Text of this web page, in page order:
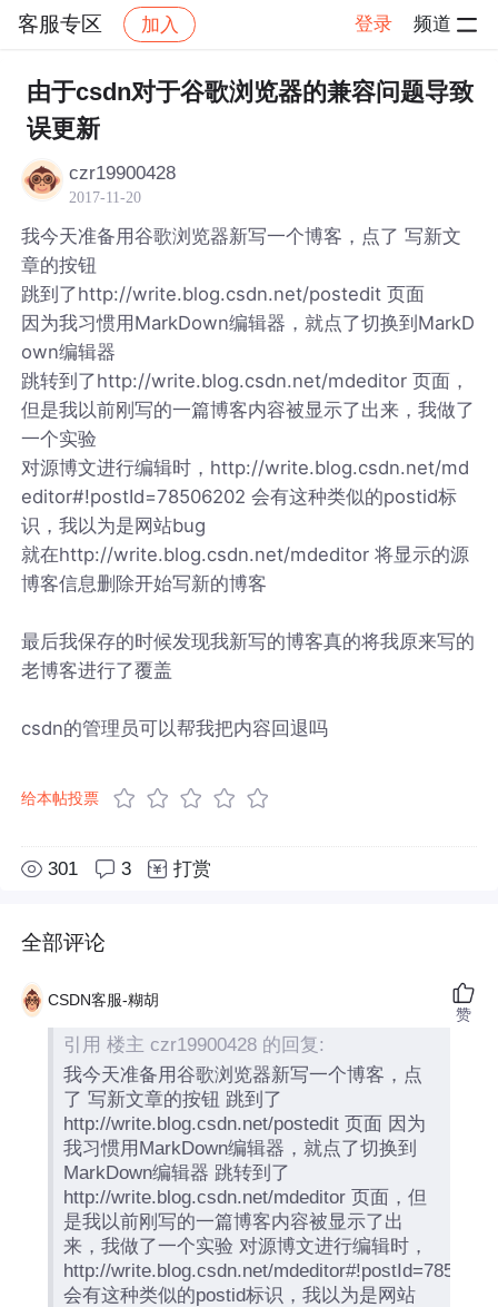
客服专区 加入 登录 频道
社区 客服专区 帖子详情
由于csdn对于谷歌浏览器的兼容问题导致
误更新
czr19900428
2017-11-20
我今天准备用谷歌浏览器新写一个博客，点了 写新文
章的按钮
跳到了http://write.blog.csdn.net/postedit 页面
因为我习惯用MarkDown编辑器，就点了切换到MarkD
own编辑器
跳转到了http://write.blog.csdn.net/mdeditor 页面，
但是我以前刚写的一篇博客内容被显示了出来，我做了
一个实验
对源博文进行编辑时，http://write.blog.csdn.net/md
editor#!postId=78506202 会有这种类似的postid标
识，我以为是网站bug
就在http://write.blog.csdn.net/mdeditor 将显示的源
博客信息删除开始写新的博客
最后我保存的时候发现我新写的博客真的将我原来写的
老博客进行了覆盖
csdn的管理员可以帮我把内容回退吗
给本帖投票
301 3 打赏
全部评论
CSDN客服-糊胡
引用 楼主 czr19900428 的回复:
我今天准备用谷歌浏览器新写一个博客，点
了 写新文章的按钮 跳到了
http://write.blog.csdn.net/postedit 页面 因为
我习惯用MarkDown编辑器，就点了切换到
MarkDown编辑器 跳转到了
http://write.blog.csdn.net/mdeditor 页面，但
是我以前刚写的一篇博客内容被显示了出
来，我做了一个实验 对源博文进行编辑时，
http://write.blog.csdn.net/
会有这种类似的postid标识，我以为是网站
赞